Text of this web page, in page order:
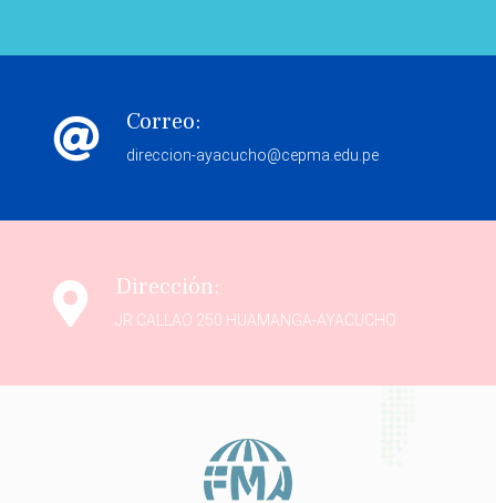
Correo:
direccion-ayacucho@cepma.edu.pe
Dirección:
JR CALLAO 250 HUAMANGA-AYACUCHO